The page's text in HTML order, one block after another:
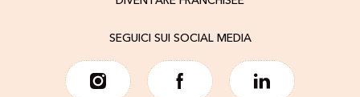
SEGUICI SUI SOCIAL MEDIA